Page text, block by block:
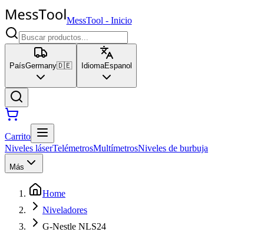
MessTool - Inicio
PaísGermany🇩🇪 IdiomaEspanol
Carrito
Niveles láserTelémetrosMultímetrosNiveles de burbuja
Más
Home
Niveladores
G-Nestle NLS24